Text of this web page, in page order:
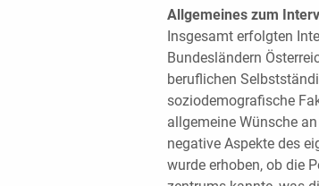
Allgemeines zum
Insgesamt erfolgten
Bundesländern
beruflichen
soziodemografische
allgemeine Wünsche
negative Aspekte des
wurde erhoben, ob die